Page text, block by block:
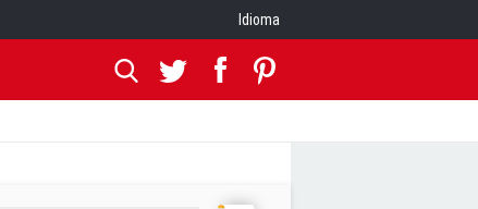
Idioma